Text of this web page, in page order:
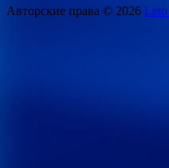
Авторские права © 2026